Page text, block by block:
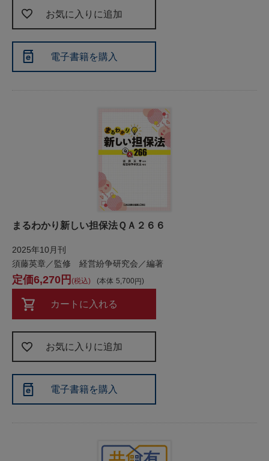
お気に入りに追加
電子書籍を購入
まるわかり新しい担保法ＱＡ２６６
2025年10月刊
須藤英章／監修 経営紛争研究会／編著
本体 5,700
6,270 税込
カートに入れる
お気に入りに追加
電子書籍を購入